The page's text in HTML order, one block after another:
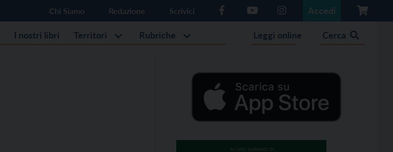
Chi Siamo Redazione Scrivici Accedi
I nostri libri Territori Rubriche Leggi online Cerca